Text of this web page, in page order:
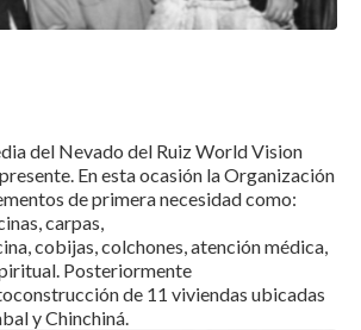
del Nevado del Ruiz World Vision
En esta ocasión la Organización
de primera necesidad como:
carpas,
cobijas, colchones, atención médica,
Posteriormente
de 11 viviendas ubicadas
y Chinchiná.